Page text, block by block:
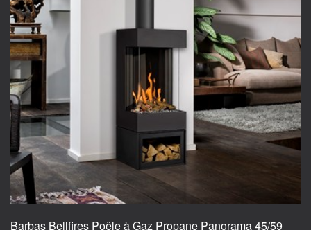
Barbas Bellfires Poêle à Gaz Propane Panorama 45/59